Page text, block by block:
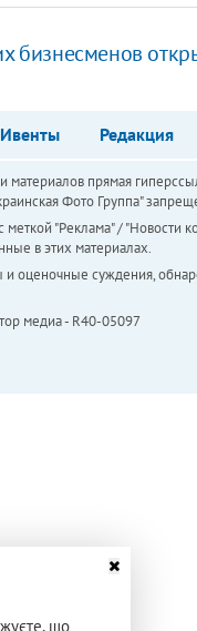
бизнесменов
Ивенты Редакция
прямая
Фото Группа"
"Реклама" / "Новости
в этих материалах.
и оценочные суждения,
медиа - R40-05097
що